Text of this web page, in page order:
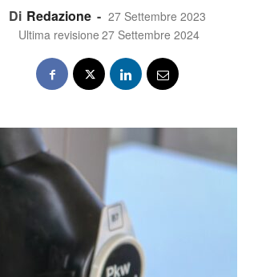
Di Redazione - 27 Settembre 2023
Ultima revisione 27 Settembre 2024